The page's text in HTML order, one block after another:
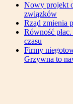
Nowy projekt
związków
Rząd zmienia
Równość
czasu
Firmy
Grzywna to